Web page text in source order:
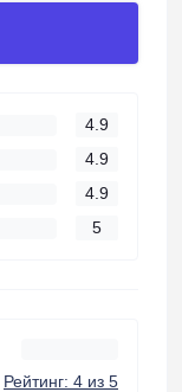
4.9
4.9
4.9
5
Рейтинг: 4 из 5